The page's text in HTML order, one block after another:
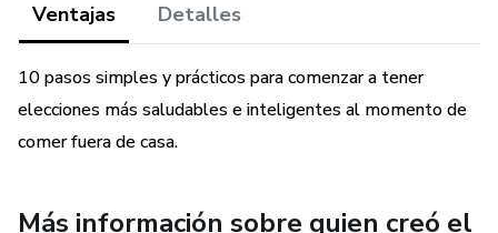
Ventajas Detalles
10 pasos simples y prácticos para comenzar a tener
elecciones más saludables e inteligentes al momento de
comer fuera de casa.
Más información sobre quien creó el